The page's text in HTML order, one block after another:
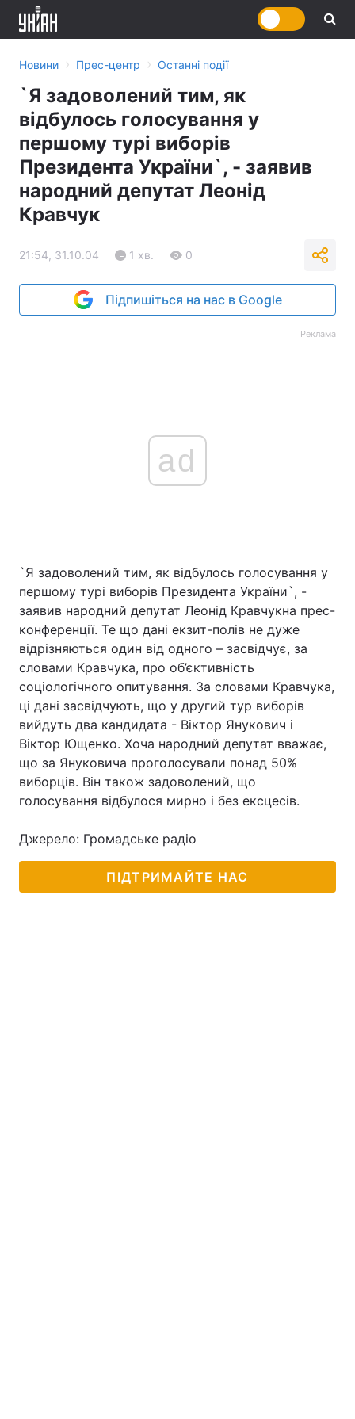
Головна Війна
Україна
Економіка Світ
Наука
Новини › Прес-центр › Останні події
`Я задоволений тим, як
відбулось голосування у
першому турі виборів
Президента України`, - заявив
народний депутат Леонід
Кравчук
21:54, 31.10.04 1 хв. 0
Підпишіться на нас в Google
Реклама
ad
`Я задоволений тим, як відбулось голосування у
першому турі виборів Президента України`, -
заявив народний депутат Леонід Кравчукна прес-
конференції. Те що дані екзит-полів не дуже
відрізняються один від одного – засвідчує, за
словами Кравчука, про об’єктивність
соціологічного опитування. За словами Кравчука,
ці дані засвідчують, що у другий тур виборів
вийдуть два кандидата - Віктор Янукович і
Віктор Ющенко. Хоча народний депутат вважає,
що за Януковича проголосували понад 50%
виборців. Він також задоволений, що
голосування відбулося мирно і без ексцесів.
Джерело: Громадське радіо
ПІДТРИМАЙТЕ НАС